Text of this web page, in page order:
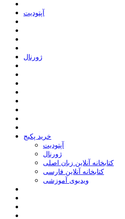
ﺁﭘﺘﻮﺩﯾﺖ
ﮊﻭﺭﻧﺎﻝ
خرید پکیج
ﺁﭘﺘﻮﺩﯾﺖ
ﮊﻭﺭﻧﺎﻝ
کتابخانه آنلاین زبان اصلی
کتابخانه آنلاین فارسی
ویدیوی آموزشی